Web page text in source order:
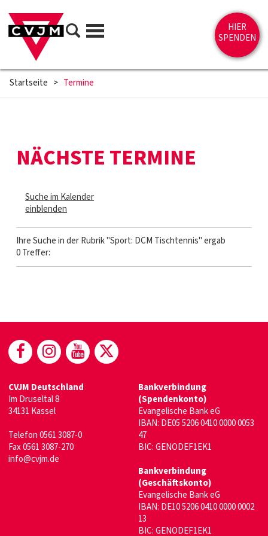
Direkt zum Inhalt springen
Suche
HIER
SPENDEN
Startseite > Termine
NÄCHSTE TERMINE
Suche im Kalender
einblenden
Ihre Suche in der Rubrik "Sport: DCM Tischtennis" ergab
0 Treffer:
(öffnet in neuem Fenster)
(öffnet in neuem Fenster)
(öffnet in neuem Fenster)
(öffnet in neuem
CVJM Deutschland
Im Druseltal 8
34131 Kassel
Telefon 0561 3087-0
Fax 0561 3087-270
info@cvjm.de
Bankverbindung
(Spendenkonto)
Evangelische Bank eG
IBAN: DE05 5206 0410 0000 0053
47
BIC: GENODEF1EK1
Bankverbindung
(Geschäftskonto)
Evangelische Bank eG
IBAN: DE10 5206 0410 0000 0002
13
BIC: GENODEF1EK1